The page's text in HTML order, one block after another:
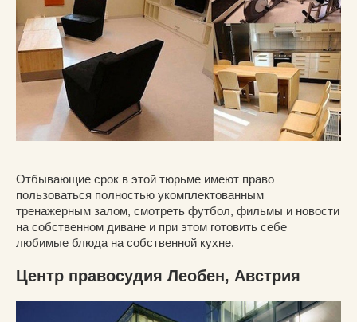
Отбывающие срок в этой тюрьме имеют право
пользоваться полностью укомплектованным
тренажерным залом, смотреть футбол, фильмы и новости
на собственном диване и при этом готовить себе
любимые блюда на собственной кухне.
Центр правосудия Леобен, Австрия